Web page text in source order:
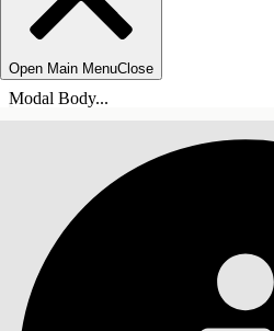
Open Main MenuClose
Modal Body...
INDHOLD